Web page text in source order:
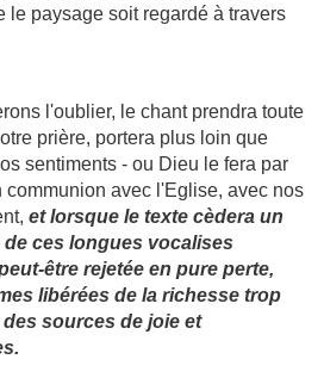
le paysage soit regardé à travers
l'oublier, le chant prendra toute
prière, portera plus loin que
sentiments - ou Dieu le fera par
communion avec l'Eglise, avec nos
et lorsque le texte cèdera un
ces longues vocalises
être rejetée en pure perte,
libérées de la richesse trop
sources de joie et